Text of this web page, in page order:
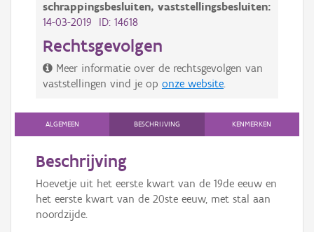
schrappingsbesluiten, vaststellingsbesluiten:
14-03-2019 ID: 14618
Rechtsgevolgen
Meer informatie over de rechtsgevolgen van
vaststellingen vind je op onze website
ALGEMEEN BESCHRIJVING KENMERKEN
Beschrijving
Hoevetje uit het eerste kwart van de 19de eeuw en
het eerste kwart van de 20ste eeuw, met stal aan
noordzijde.